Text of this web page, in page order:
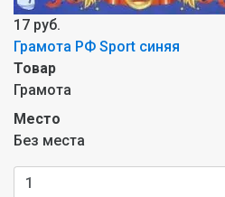
17 руб.
Грамота РФ Sport синяя
Товар
Грамота
Место
Без места